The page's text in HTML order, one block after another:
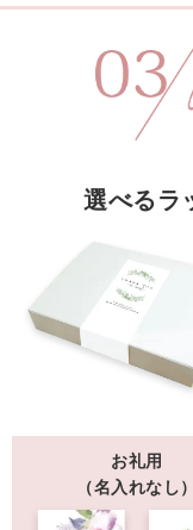
選べるラ
お礼用
（名入れなし）